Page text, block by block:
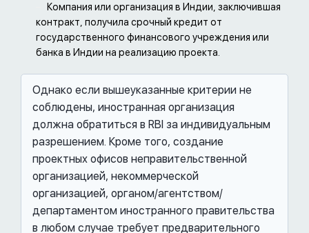
Компания или организация в Индии, заключившая
контракт, получила срочный кредит от
государственного финансового учреждения или
банка в Индии на реализацию проекта.
Однако если вышеуказанные критерии не
соблюдены, иностранная организация
должна обратиться в RBI за индивидуальным
разрешением. Кроме того, создание
проектных офисов неправительственной
организацией, некоммерческой
организацией, органом/агентством/
департаментом иностранного правительства
в любом случае требует предварительного